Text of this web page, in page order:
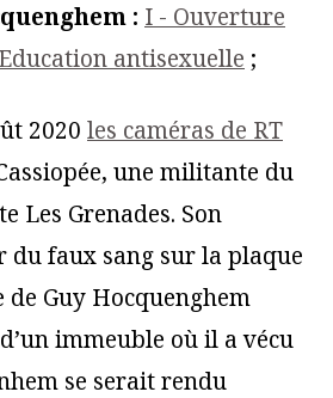
: I - Ouverture
antisexuelle ;
2020 les caméras de RT
une militante du
Les Grenades. Son
du faux sang sur la plaque
Guy Hocquenghem
immeuble où il a vécu
se serait rendu